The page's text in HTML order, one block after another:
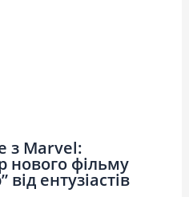
з Marvel:
нового фільму
ентузіастів